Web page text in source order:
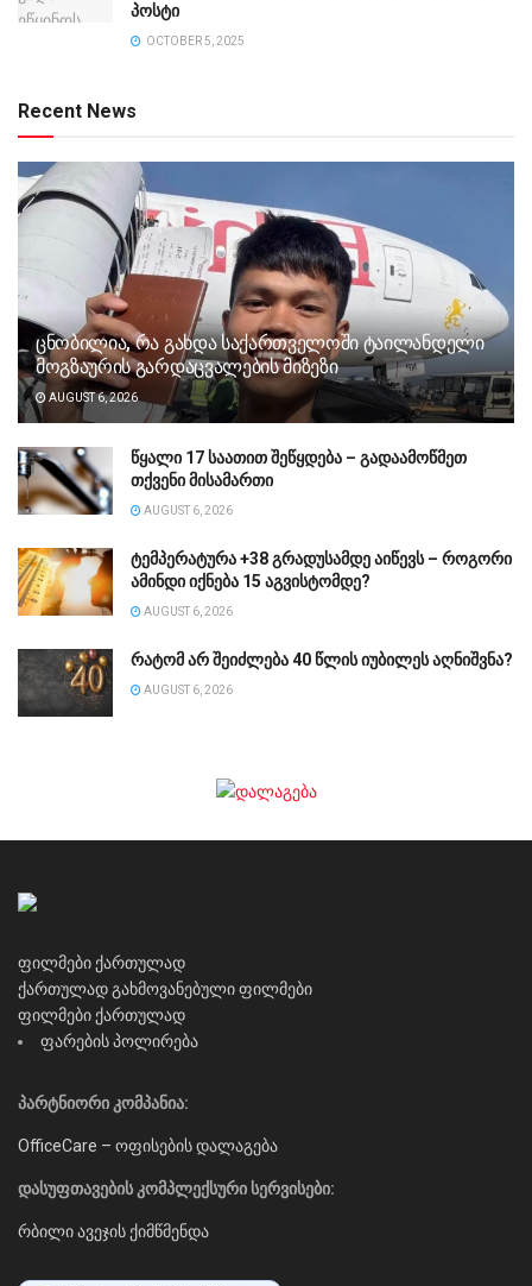
პოსტი
OCTOBER 5, 2025
Recent News
ცნობილია, რა გახდა საქართველოში ტაილანდელი
მოგზაურის გარდაცვალების მიზეზი
AUGUST 6, 2026
წყალი 17 საათით შეწყდება – გადაამოწმეთ
თქვენი მისამართი
AUGUST 6, 2026
ტემპერატურა +38 გრადუსამდე აიწევს – როგორი
ამინდი იქნება 15 აგვისტომდე?
AUGUST 6, 2026
რატომ არ შეიძლება 40 წლის იუბილეს აღნიშვნა?
AUGUST 6, 2026
ფილმები ქართულად
ქართულად გახმოვანებული ფილმები
ფილმები ქართულად
ფარების პოლირება
პარტნიორი კომპანია:
OfficeCare – ოფისების დალაგება
დასუფთავების კომპლექსური სერვისები:
რბილი ავეჯის ქიმწმენდა